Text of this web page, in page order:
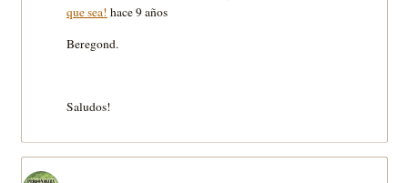
que sea! hace 9 años
Beregond.
Saludos!